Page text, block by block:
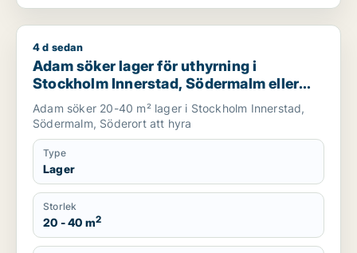
Adam söker lager för uthyrning i Stockholm Innerstad,
4 d sedan
Adam söker lager för uthyrning i
Stockholm Innerstad, Södermalm eller
Söderort
Adam söker 20-40 m² lager i Stockholm Innerstad,
Södermalm, Söderort att hyra
Type
Lager
Storlek
20 - 40 m2